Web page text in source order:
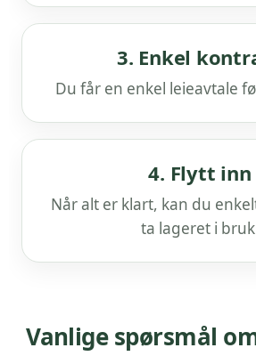
3. Enkel
Du får en enkel leieavtale
4. Flytt inn
Når alt er klart, kan du
ta lageret i
Vanlige spørsmål